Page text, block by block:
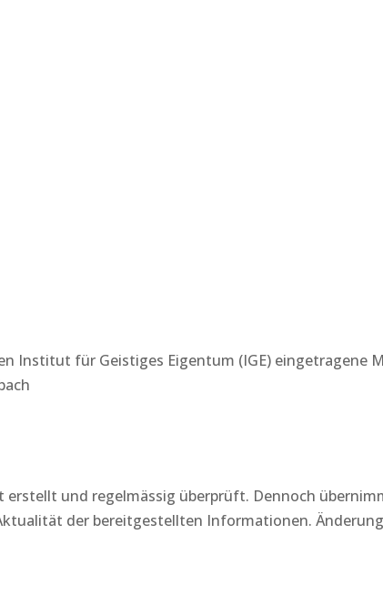
Institut für Geistiges Eigentum (IGE) eingetragene
und regelmässig überprüft. Dennoch
der bereitgestellten Informationen.